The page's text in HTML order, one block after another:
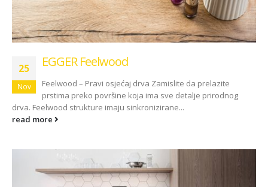
25
Nov
EGGER Feelwood
Feelwood – Pravi osjećaj drva Zamislite da prelazite
prstima preko površine koja ima sve detalje prirodnog
drva. Feelwood strukture imaju sinkronizirane...
read more